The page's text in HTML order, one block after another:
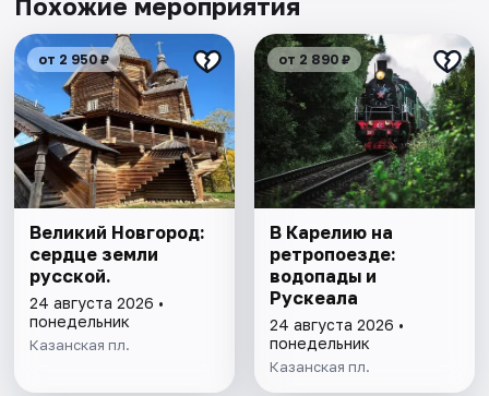
Похожие мероприятия
от 2 950 ₽
Великий Новгород:
сердце земли
русской.
24 августа 2026 •
понедельник
Казанская пл.
от 2 890 ₽
В Карелию на
ретропоезде:
водопады и
Рускеала
24 августа 2026 •
понедельник
Казанская пл.